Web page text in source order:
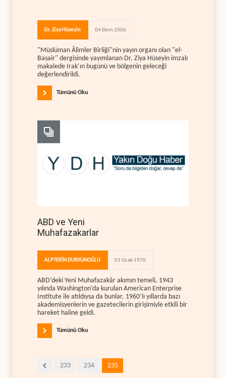
Dr. Ziya Hüseyin 04 Ekim 2006
"Müslüman Âlimler Birliği"nin yayın organı olan "el-
Basair" dergisinde yayımlanan Dr. Ziya Hüseyin imzalı
makalede Irak’ın bugünü ve bölgenin geleceği
değerlendirildi.
Tümünü Oku
ABD ve Yeni
Muhafazakarlar
ALPTEKİN DURSUNOĞLU 01 Ocak 1970
ABD’deki Yeni Muhafazakâr akımın temeli, 1943
yılında Washington’da kurulan American Enterprise
Institute ile atıldıysa da bunlar, 1960’lı yıllarda bazı
akademisyenlerin ve gazetecilerin girişimiyle etkili bir
hareket haline geldi.
Tümünü Oku
233 234 235